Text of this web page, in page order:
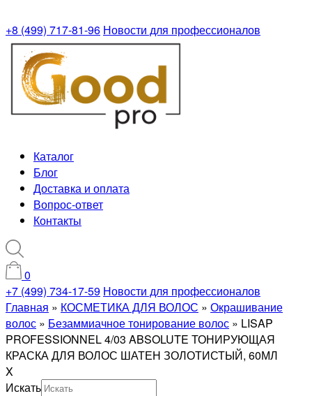
+8 (499) 717-81-96 Новости для профессионалов
Каталог
Блог
Доставка и оплата
Вопрос-ответ
Контакты
0
+7 (499) 734-17-59 Новости для профессионалов
Главная » КОСМЕТИКА ДЛЯ ВОЛОС » Окрашивание
волос » Безаммиачное тонирование волос » LISAP
PROFESSIONNEL 4/03 ABSOLUTE ТОНИРУЮЩАЯ
КРАСКА ДЛЯ ВОЛОС ШАТЕН ЗОЛОТИСТЫЙ, 60МЛ
X
Искать